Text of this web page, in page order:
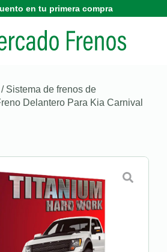
en tu primera compra
/ Sistema de frenos de
Delantero Para Kia Carnival